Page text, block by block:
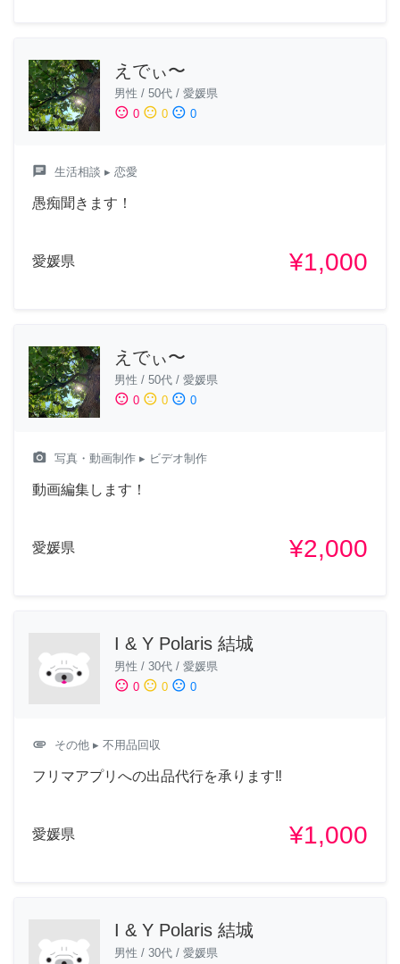
えでぃ〜
男性 / 50代 / 愛媛県
sentiment_satisfied 0 sentiment_neutral 0 sentiment_dissatisfied 0
chat 生活相談 ▸ 恋愛
愚痴聞きます！
愛媛県 ¥1,000
えでぃ〜
男性 / 50代 / 愛媛県
sentiment_satisfied 0 sentiment_neutral 0 sentiment_dissatisfied 0
camera_alt 写真・動画制作 ▸ ビデオ制作
動画編集します！
愛媛県 ¥2,000
I & Y Polaris 結城
男性 / 30代 / 愛媛県
sentiment_satisfied 0 sentiment_neutral 0 sentiment_dissatisfied 0
attachment その他 ▸ 不用品回収
フリマアプリへの出品代行を承ります‼︎
愛媛県 ¥1,000
I & Y Polaris 結城
男性 / 30代 / 愛媛県